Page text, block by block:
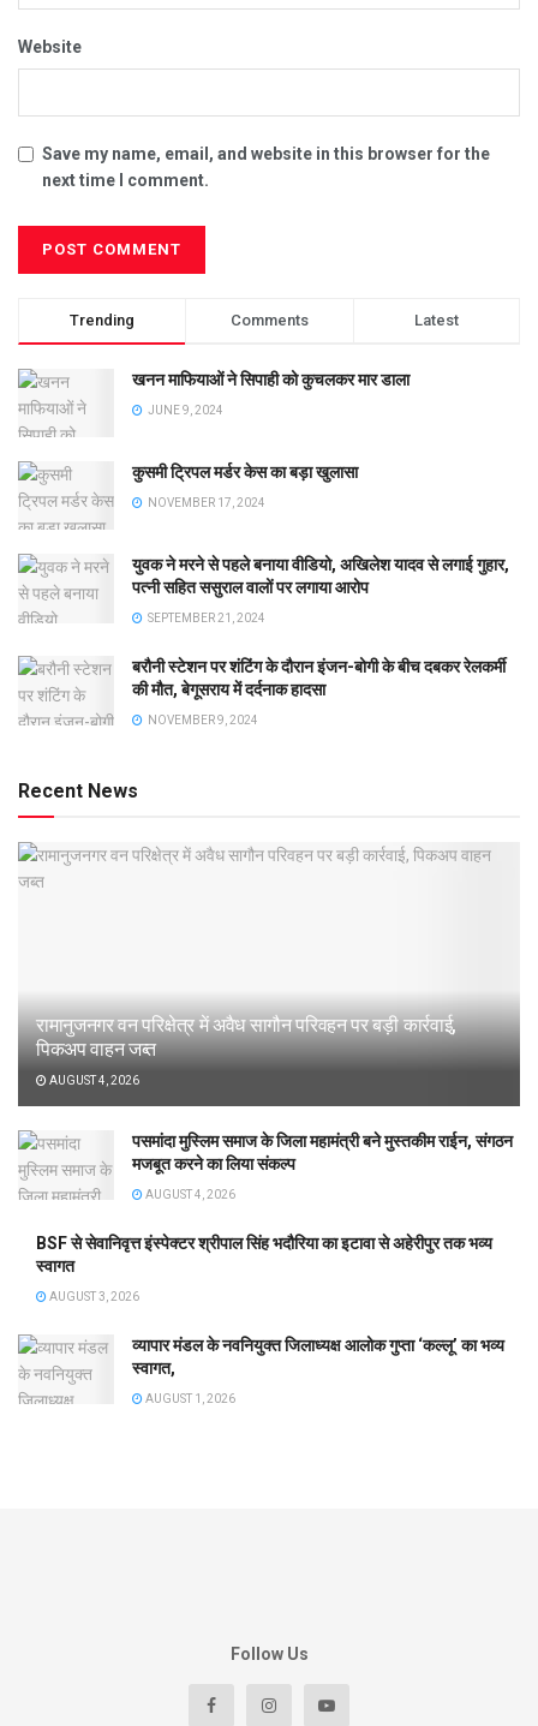
Website
Save my name, email, and website in this browser for the
next time I comment.
Trending Comments Latest
खनन माफियाओं ने सिपाही को कुचलकर मार डाला
JUNE 9, 2024
कुसमी ट्रिपल मर्डर केस का बड़ा खुलासा
NOVEMBER 17, 2024
युवक ने मरने से पहले बनाया वीडियो, अखिलेश यादव से लगाई गुहार,
पत्नी सहित ससुराल वालों पर लगाया आरोप
SEPTEMBER 21, 2024
बरौनी स्टेशन पर शंटिंग के दौरान इंजन-बोगी के बीच दबकर रेलकर्मी
की मौत, बेगूसराय में दर्दनाक हादसा
NOVEMBER 9, 2024
Recent News
रामानुजनगर वन परिक्षेत्र में अवैध सागौन परिवहन पर बड़ी कार्रवाई,
पिकअप वाहन जब्त
AUGUST 4, 2026
पसमांदा मुस्लिम समाज के जिला महामंत्री बने मुस्तकीम राईन, संगठन
मजबूत करने का लिया संकल्प
AUGUST 4, 2026
BSF से सेवानिवृत्त इंस्पेक्टर श्रीपाल सिंह भदौरिया का इटावा से अहेरीपुर तक भव्य
स्वागत
AUGUST 3, 2026
व्यापार मंडल के नवनियुक्त जिलाध्यक्ष आलोक गुप्ता ‘कल्लू’ का भव्य
स्वागत,
AUGUST 1, 2026
Follow Us